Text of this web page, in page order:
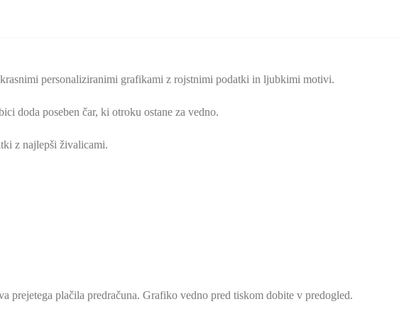
krasnimi personaliziranimi grafikami z rojstnimi podatki in ljubkimi motivi.
doda poseben čar, ki otroku ostane za vedno.
z najlepši živalicami.
prejetega plačila predračuna. Grafiko vedno pred tiskom dobite v predogled.